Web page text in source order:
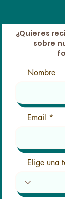
¿Quieres
sobre
Nombre
Email
Elige una